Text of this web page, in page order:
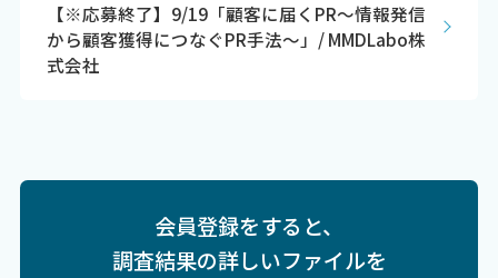
【※応募終了】9/19「顧客に届くPR～情報発信
から顧客獲得につなぐPR手法～」/ MMDLabo株
式会社
会員登録をすると、
調査結果の詳しいファイルを